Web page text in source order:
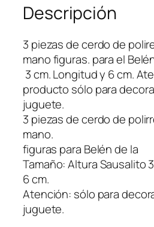
g
r
o
y
u
n
d
i
s
e
ñ
o
d
e
3
Descripción
3 piezas de cerdo de
mano figuras. para el
3 cm. Longitud y 6 cm.
producto sólo para
juguete.
3 piezas de cerdo de
mano.
figuras para Belén de la
Tamaño: Altura Sausalito
6 cm.
Atención: sólo para
juguete.